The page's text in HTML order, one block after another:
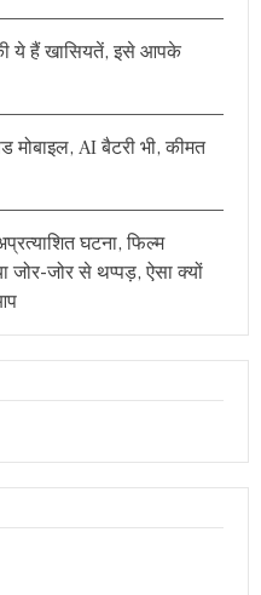
ये हैं खासियतें, इसे आपके
मोबाइल, AI बैटरी भी, कीमत
घटना, फिल्म
जोर-जोर से थप्पड़, ऐसा क्यों